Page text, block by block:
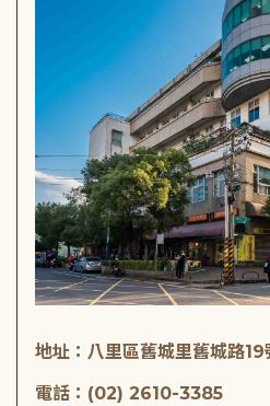
地址：八里區舊城里舊城路
電話：(02) 2610-3385